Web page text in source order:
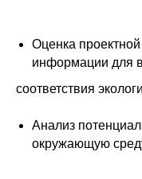
Оценка
информации для
соответствия
Анализ
окружающую